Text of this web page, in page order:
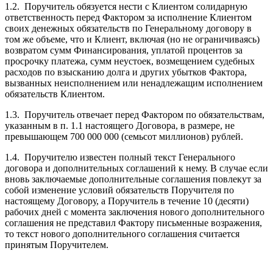
1.2. Поручитель обязуется нести с Клиентом солидарную
ответственность перед Фактором за исполнение Клиентом
своих денежных обязательств по Генеральному договору в
том же объеме, что и Клиент, включая (но не ограничиваясь)
возвратом сумм Финансирования, уплатой процентов за
просрочку платежа, сумм неустоек, возмещением судебных
расходов по взысканию долга и других убытков Фактора,
вызванных неисполнением или ненадлежащим исполнением
обязательств Клиентом.
1.3. Поручитель отвечает перед Фактором по обязательствам,
указанным в п. 1.1 настоящего Договора, в размере, не
превышающем 700 000 000 (семьсот миллионов) рублей.
1.4. Поручителю известен полный текст Генерального
договора и дополнительных соглашений к нему. В случае если
вновь заключаемые дополнительные соглашения повлекут за
собой изменение условий обязательств Поручителя по
настоящему Договору, а Поручитель в течение 10 (десяти)
рабочих дней с момента заключения нового дополнительного
соглашения не представил Фактору письменные возражения,
то текст нового дополнительного соглашения считается
принятым Поручителем.